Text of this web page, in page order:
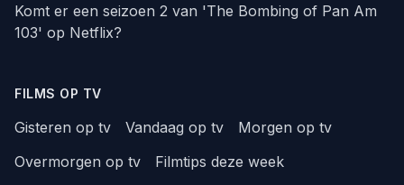
Komt er een seizoen 2 van 'The Bombing of Pan Am
103' op Netflix?
FILMS OP TV
Gisteren op tv Vandaag op tv
Morgen op tv
Overmorgen op tv
Filmtips deze week